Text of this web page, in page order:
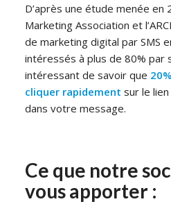
D’après une étude menée en
Marketing Association et
de marketing digital par SMS
intéressés à plus de 80% par
intéressant de savoir que
cliquer rapidement sur le
dans votre message.
Ce que notre
vous apporter :